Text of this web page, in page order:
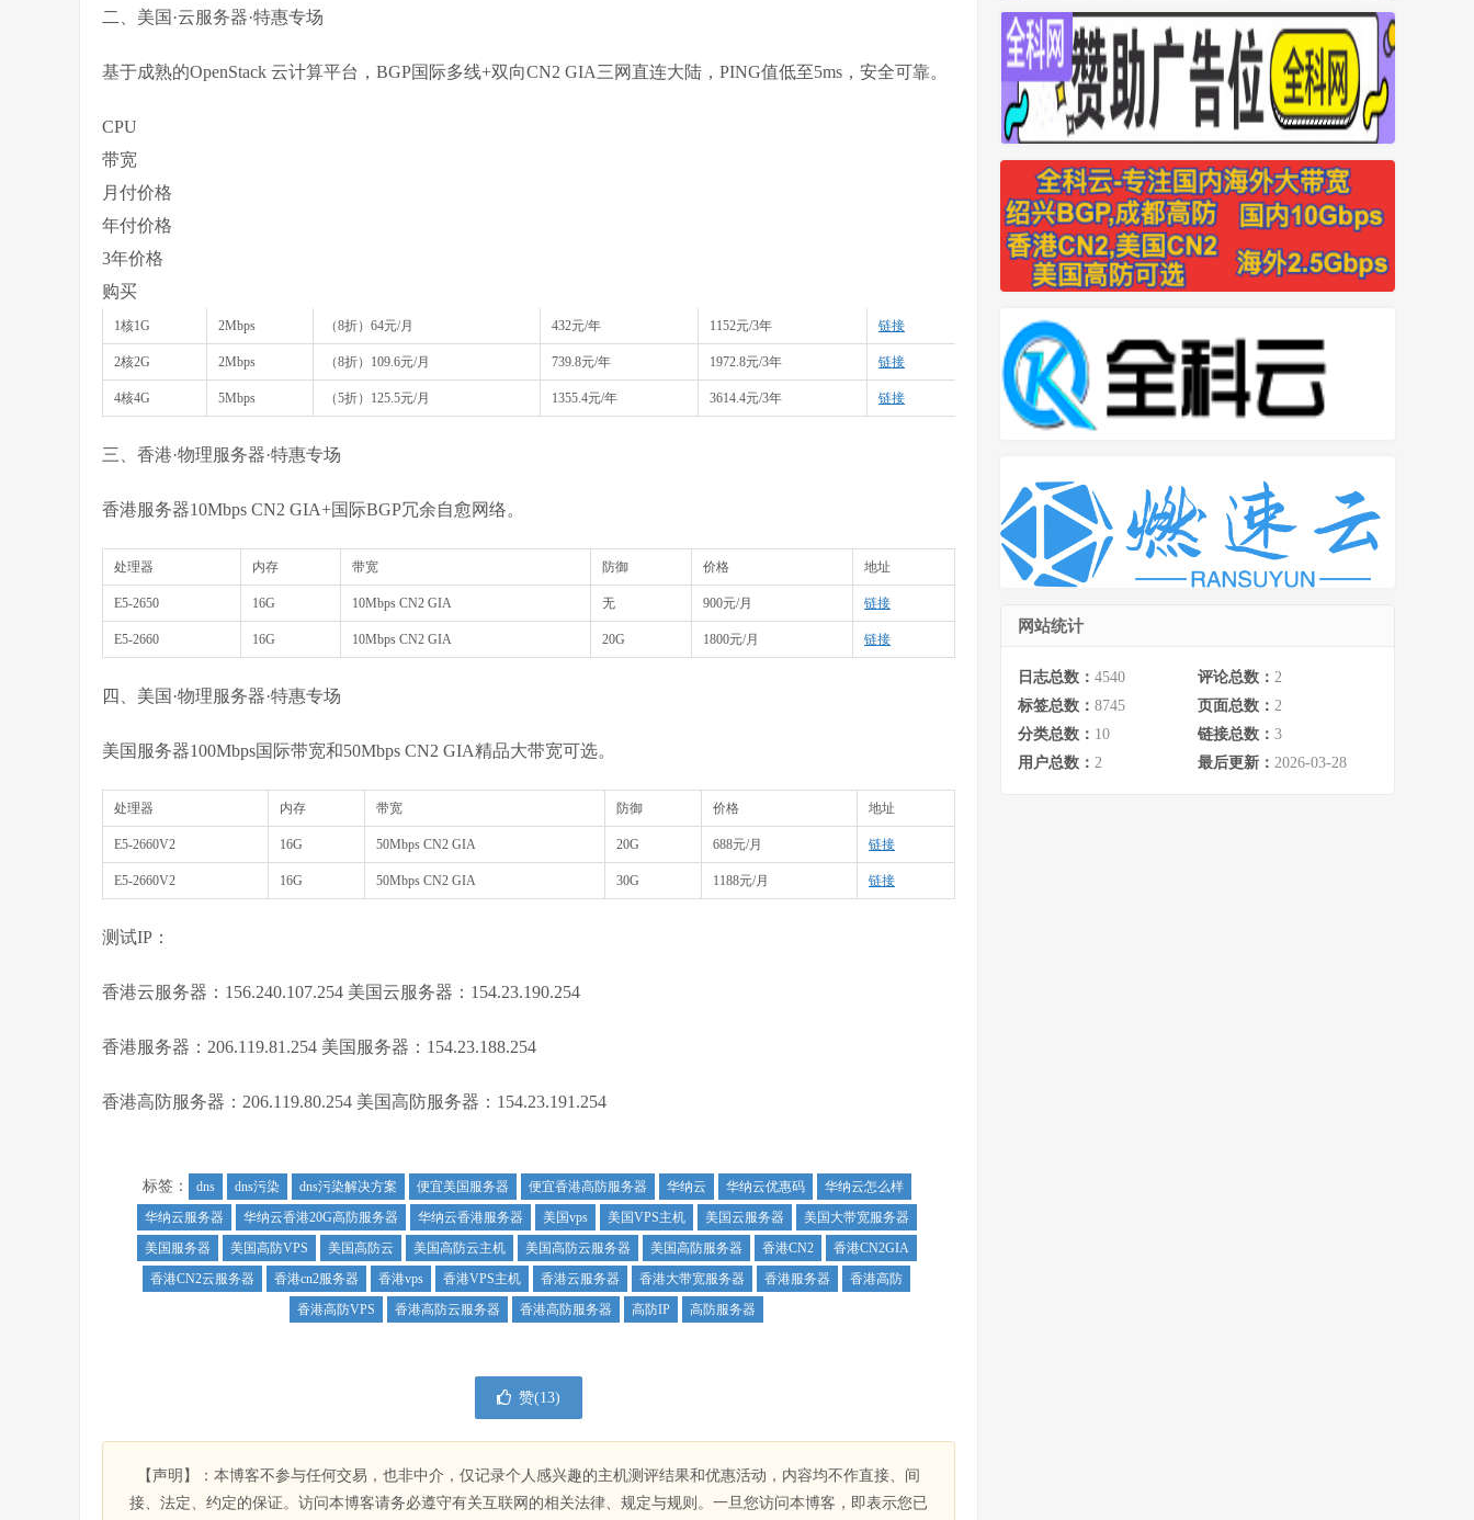
二、美国·云服务器·特惠专场
基于成熟的OpenStack 云计算平台，BGP国际多线+双向CN2 GIA三网直连大陆，PING值低至5ms，安全可靠。
CPU
带宽
月付价格
年付价格
3年价格
购买
1核1G 2Mbps （8折）64元/月 432元/年 1152元/3年 链接
2核2G 2Mbps （8折）109.6元/月 739.8元/年 1972.8元/3年 链接
4核4G 5Mbps （5折）125.5元/月 1355.4元/年 3614.4元/3年 链接
三、香港·物理服务器·特惠专场
香港服务器10Mbps CN2 GIA+国际BGP冗余自愈网络。
处理器 内存 带宽 防御 价格 地址
E5-2650 16G 10Mbps CN2 GIA 无 900元/月 链接
E5-2660 16G 10Mbps CN2 GIA 20G 1800元/月 链接
四、美国·物理服务器·特惠专场
美国服务器100Mbps国际带宽和50Mbps CN2 GIA精品大带宽可选。
处理器 内存 带宽 防御 价格 地址
E5-2660V2 16G 50Mbps CN2 GIA 20G 688元/月 链接
E5-2660V2 16G 50Mbps CN2 GIA 30G 1188元/月 链接
测试IP：
香港云服务器：156.240.107.254 美国云服务器：154.23.190.254
香港服务器：206.119.81.254 美国服务器：154.23.188.254
香港高防服务器：206.119.80.254 美国高防服务器：154.23.191.254
标签： dns dns污染 dns污染解决方案 便宜美国服务器 便宜香港高防服务器 华纳云 华纳云优惠码
华纳云怎么样
华纳云服务器
华纳云香港20G高防服务器 华纳云香港服务器 美国vps 美国VPS主机 美国云服务器
美国大带宽服务器
美国服务器
美国高防VPS 美国高防云 美国高防云主机 美国高防云服务器 美国高防服务器 香港CN2
香港CN2GIA
香港CN2云服务器
香港cn2服务器 香港vps 香港VPS主机 香港云服务器 香港大带宽服务器 香港服务器
香港高防
香港高防VPS
香港高防云服务器 香港高防服务器 高防IP 高防服务器
赞(13)
【声明】：本博客不参与任何交易，也非中介，仅记录个人感兴趣的主机测评结果和优惠活动，内容均不作直接、间
接、法定、约定的保证。访问本博客请务必遵守有关互联网的相关法律、规定与规则。一旦您访问本博客，即表示您已
网站统计
日志总数： 4540 评论总数： 2
标签总数： 8745 页面总数： 2
分类总数： 10 链接总数： 3
用户总数： 2 最后更新： 2026-03-28